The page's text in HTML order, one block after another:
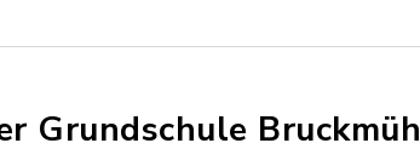
Grundschule